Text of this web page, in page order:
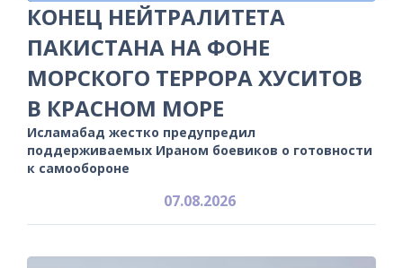
КОНЕЦ НЕЙТРАЛИТЕТА
ПАКИСТАНА НА ФОНЕ
МОРСКОГО ТЕРРОРА ХУСИТОВ
В КРАСНОМ МОРЕ
Исламабад жестко предупредил
поддерживаемых Ираном боевиков о готовности
к самообороне
07.08.2026